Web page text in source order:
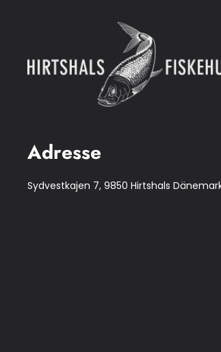
Adresse
Sydvestkajen 7, 9850 Hirtshals